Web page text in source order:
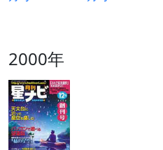
2000年